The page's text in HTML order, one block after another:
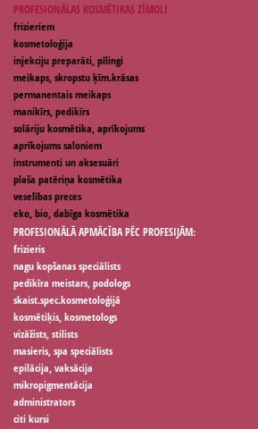
PROFESIONĀLAS KOSMĒTIKAS ZĪMOLI
frizieriem
kosmetoloģija
injekciju preparāti, pīlingi
meikaps, skropstu ķīm.krāsas
permanentais meikaps
manikīrs, pedikīrs
solāriju kosmētika, aprīkojums
aprīkojums saloniem
instrumenti un aksesuāri
plaša patēriņa kosmētika
veselības preces
eko, bio, dabīga kosmētika
PROFESIONĀLĀ APMĀCĪBA PĒC PROFESIJĀM:
frizieris
nagu kopšanas speciālists
pedikīra meistars, podologs
skaist.spec.kosmetoloģijā
kosmētiķis, kosmetologs
vizāžists, stilists
masieris, spa speciālists
epilācija, vaksācija
mikropigmentācija
administrators
citi kursi